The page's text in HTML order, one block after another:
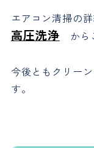
エアコン清掃の
高圧洗浄 から
今後ともクリー
す。